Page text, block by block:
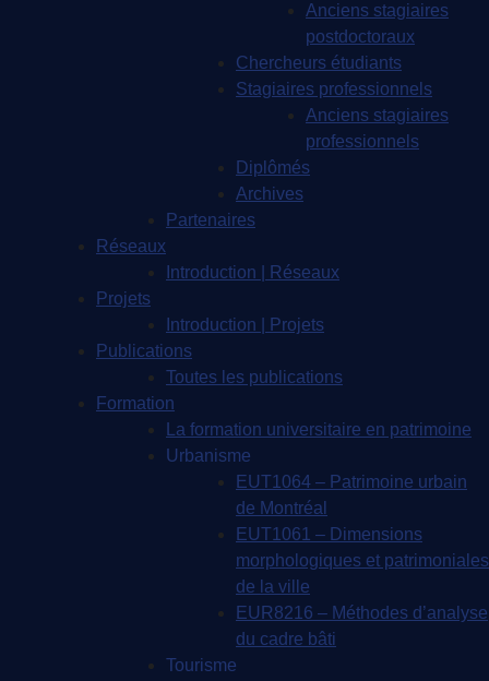
Anciens stagiaires
postdoctoraux
Chercheurs étudiants
Stagiaires professionnels
Anciens stagiaires
professionnels
Diplômés
Archives
Partenaires
Réseaux
Introduction | Réseaux
Projets
Introduction | Projets
Publications
Toutes les publications
Formation
La formation universitaire en patrimoine
Urbanisme
EUT1064 – Patrimoine urbain
de Montréal
EUT1061 – Dimensions
morphologiques et patrimoniales
de la ville
EUR8216 – Méthodes d’analyse
du cadre bâti
Tourisme